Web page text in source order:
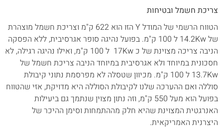
צריכת חשמל ובטיחות
הטווח הרשמי של המודל Y הזו הוא 622 ק"מ וצריכת חשמל מוצהרת
של 14.2Kw ל 100 ק"מ. בפועל נהיגה סופר אגרסיבית, ללא הפסקה
הניבה צריכה מצוינת של כ 17Kw ל 100 ק"מ, ואילו נהיגה רגילה, לא
חסכונית במיוחד ולא אגרסיבית במיוחד הניבה צריכת חשמל של
13.7Kw ל 100 ק"מ. מכיוון שטסלה לא מפרסמת נתוני קיבולת
סוללה ואם ההערכה שלנו לקיבולת הסוללה היא מדויקת, אזי שהטווח
בפועל הוא מעל 550 ק"מ, וזה נתון מצוין שנתמך גם ביעילות
האנרגטית המצוינת שהיא חלק מההתמחות וסימן ההיכר של
היצרנית האמריקאית.